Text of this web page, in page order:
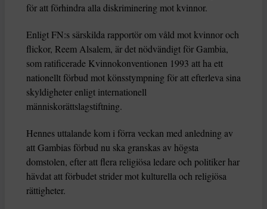
för att förhindra alla diskriminering mot kvinnor.
Enligt FN:s särskilda rapportör om våld mot kvinnor och
flickor, Reem Alsalem, är det nödvändigt för Gambia,
som ratificerade Kvinnokonventionen 1993 att ha ett
nationellt förbud mot könsstympning för att efterleva sina
skyldigheter enligt internationell
människorättslagstiftning.
Hennes uttalande kom i förra veckan med anledning av
att Gambias förbud nu ska granskas av högsta
domstolen, efter att flera religiösa ledare och politiker har
hävdat att förbudet strider mot kulturella och religiösa
rättigheter.